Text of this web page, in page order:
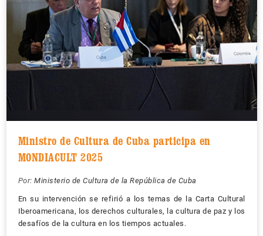
Ministro de Cultura de Cuba participa en
MONDIACULT 2025
Por: Ministerio de Cultura de la República de Cuba
En su intervención se refirió a los temas de la Carta Cultural
Iberoamericana, los derechos culturales, la cultura de paz y los
desafíos de la cultura en los tiempos actuales.